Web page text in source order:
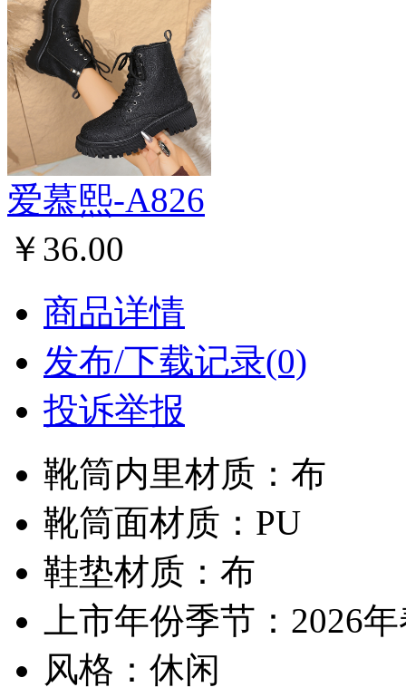
爱慕熙-A826
￥36.00
商品详情
发布/下载记录(0)
投诉举报
靴筒内里材质：布
靴筒面材质：PU
鞋垫材质：布
上市年份季节：2026
风格：休闲